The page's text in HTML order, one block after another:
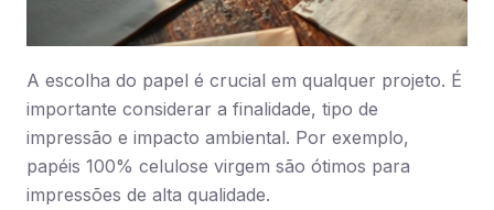
A escolha do papel é crucial em qualquer projeto. É
importante considerar a finalidade, tipo de
impressão e impacto ambiental. Por exemplo,
papéis 100% celulose virgem são ótimos para
impressões de alta qualidade.